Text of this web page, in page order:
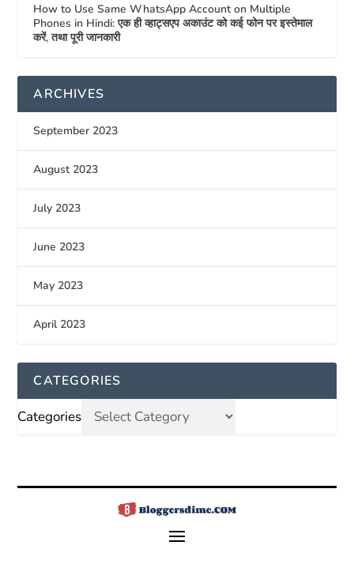
How to Use Same WhatsApp Account on Multiple
Phones in Hindi: एक ही व्हाट्सएप अकाउंट को कई फोन पर इस्तेमाल
करें, तथा पूरी जानकारी
ARCHIVES
September 2023
August 2023
July 2023
June 2023
May 2023
April 2023
CATEGORIES
Categories